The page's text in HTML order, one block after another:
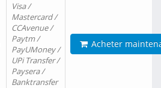
Visa /
Mastercard /
CCAvenue /
Paytm /
PayUMoney /
UPi Transfer /
Paysera /
Banktransfer
Acheter